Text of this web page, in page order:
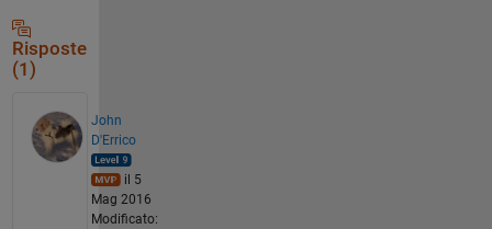
Risposte
(1)
John
D'Errico
il 5
Mag 2016
Modificato: